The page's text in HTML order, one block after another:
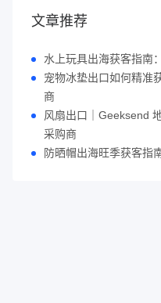
文章推荐
水上玩具出海获客指南
宠物冰垫出口如何精准
商
风扇出口｜Geeksend
采购商
防晒帽出海旺季获客指